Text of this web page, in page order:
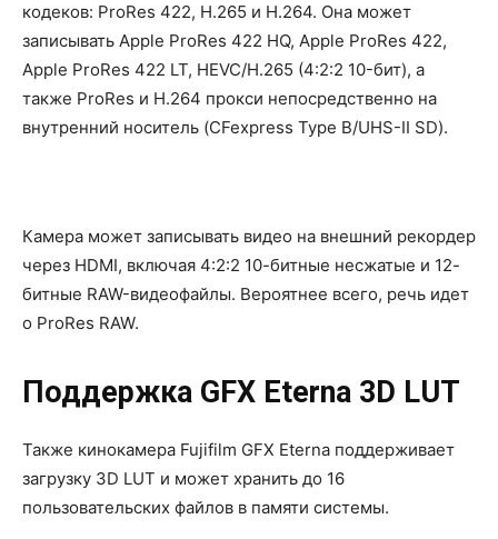
кодеков: ProRes 422, H.265 и H.264. Она может
записывать Apple ProRes 422 HQ, Apple ProRes 422,
Apple ProRes 422 LT, HEVC/H.265 (4:2:2 10-бит), а
также ProRes и H.264 прокси непосредственно на
внутренний носитель (CFexpress Type B/UHS-II SD).
Камера может записывать видео на внешний рекордер
через HDMI, включая 4:2:2 10-битные несжатые и 12-
битные RAW-видеофайлы. Вероятнее всего, речь идет
о ProRes RAW.
Поддержка GFX Eterna 3D LUT
Также кинокамера Fujifilm GFX Eterna поддерживает
загрузку 3D LUT и может хранить до 16
пользовательских файлов в памяти системы.